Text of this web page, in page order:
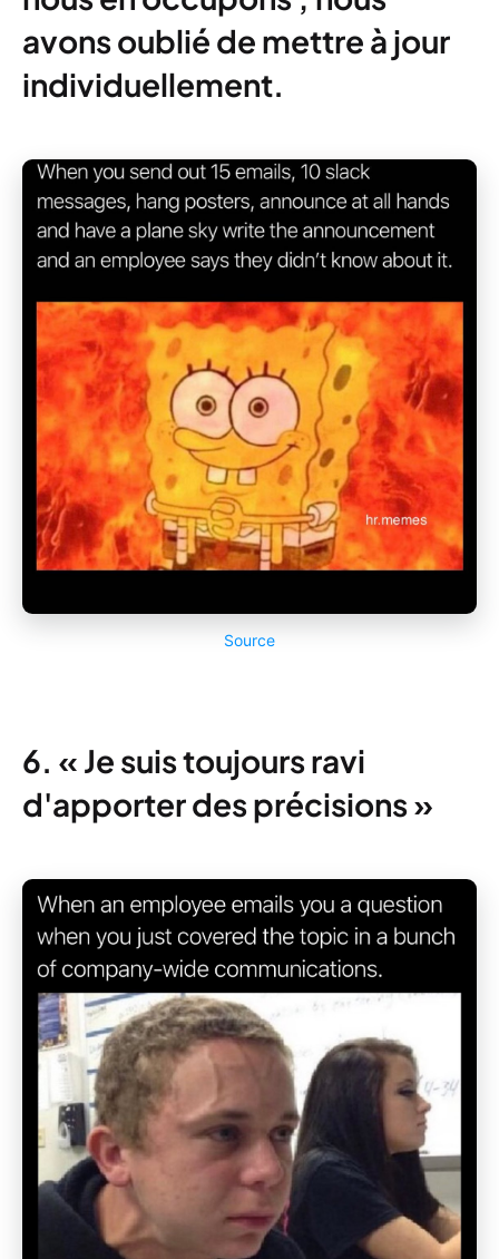
avons oublié de mettre à jour
individuellement.
Source
6. « Je suis toujours ravi
d'apporter des précisions »